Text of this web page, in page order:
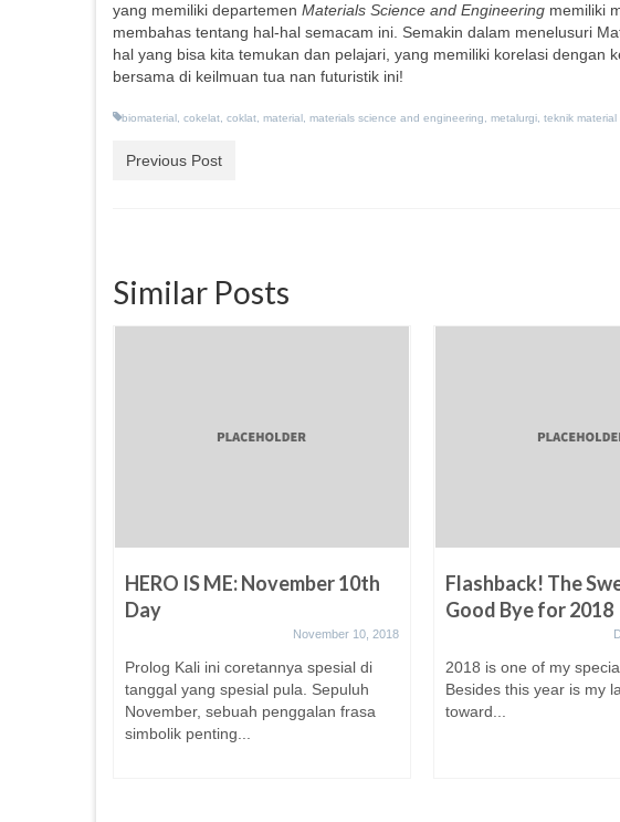
yang memiliki departemen Materials Science and Engineering memiliki
membahas tentang hal-hal semacam ini. Semakin dalam menelusuri
hal yang bisa kita temukan dan pelajari, yang memiliki korelasi dengan
bersama di keilmuan tua nan futuristik ini!
biomaterial, cokelat, coklat, material, materials science and engineering, metalurgi, teknik
Previous Post
Similar Posts
HERO IS ME: November 10th
Day
November 10, 2018
Prolog Kali ini coretannya spesial di
tanggal yang spesial pula. Sepuluh
November, sebuah penggalan frasa
simbolik penting...
Flashback! The
Good Bye for 2018
2018 is one of my
Besides this year is my
toward...